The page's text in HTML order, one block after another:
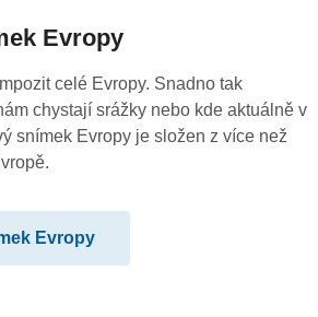
Evropy
celé Evropy. Snadno tak
chystají srážky nebo kde aktuálně v
snímek Evropy je složen z více než
Evropy